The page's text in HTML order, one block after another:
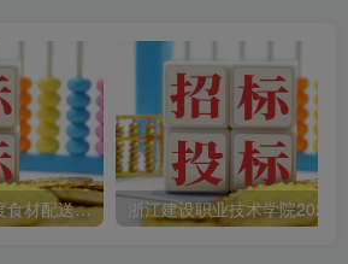
市场监管局2025年度食材配送采购公告